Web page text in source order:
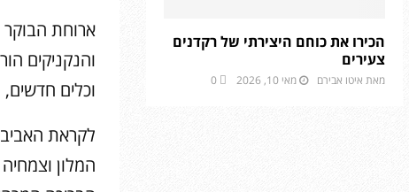
ארוחת
והנקניקים
וכלים
לקראת
המלון
הכירו את כוחם היצירתי של רקדנים
צעירים
מאת איטו אבירם מאי 10, 2026 0